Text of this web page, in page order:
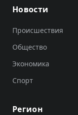
Новости
Происшествия
Общество
Экономика
Спорт
Регион